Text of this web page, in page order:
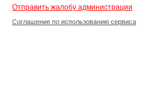
Отправить жалобу администрации
Соглашение по использованию сервиса